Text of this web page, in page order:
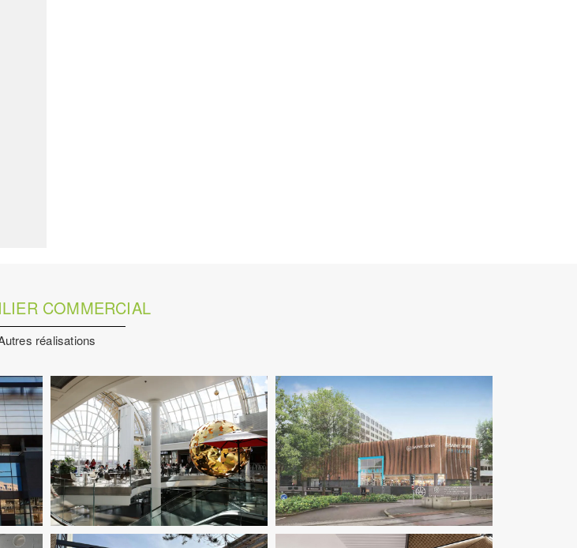
COMMERCIAL
réalisations
Immobilier Commercial Ingenierie
TCE Pilotage D'opération / MOEX
Fluides Immobilier Commercial
Structure Thermique VRD